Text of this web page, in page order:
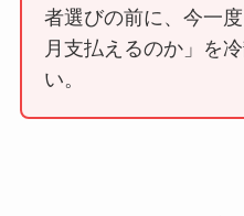
者選びの前に、今一
月支払えるのか」を
い。